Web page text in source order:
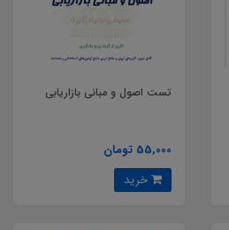
تست اصول و مبانی بازاریابی
55,000 تومان